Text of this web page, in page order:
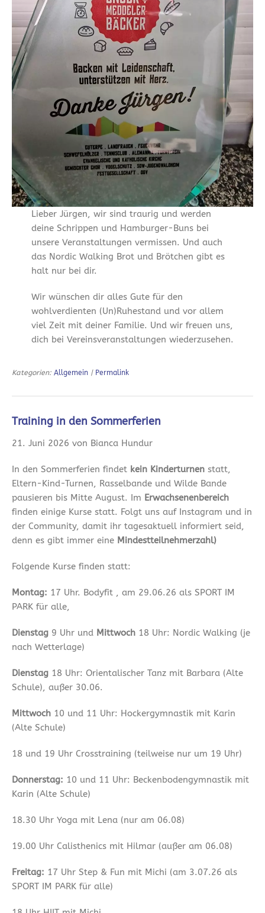
Lieber Jürgen, wir sind traurig und werden
deine Schrippen und Hamburger-Buns bei
unsere Veranstaltungen vermissen. Und auch
das Nordic Walking Brot und Brötchen gibt es
halt nur bei dir.
Wir wünschen dir alles Gute für den
wohlverdienten (Un)Ruhestand und vor allem
viel Zeit mit deiner Familie. Und wir freuen uns,
dich bei Vereinsveranstaltungen wiederzusehen.
Kategorien: Allgemein | Permalink
Training in den Sommerferien
21. Juni 2026 von Bianca Hundur
In den Sommerferien findet kein Kinderturnen statt,
Eltern-Kind-Turnen, Rasselbande und Wilde Bande
pausieren bis Mitte August. Im Erwachsenenbereich
finden einige Kurse statt. Folgt uns auf Instagram und in
der Community, damit ihr tagesaktuell informiert seid,
denn es gibt immer eine Mindestteilnehmerzahl)
Folgende Kurse finden statt:
Montag: 17 Uhr. Bodyfit , am 29.06.26 als SPORT IM
PARK für alle,
Dienstag 9 Uhr und Mittwoch 18 Uhr: Nordic Walking (je
nach Wetterlage)
Dienstag 18 Uhr: Orientalischer Tanz mit Barbara (Alte
Schule), außer 30.06.
Mittwoch 10 und 11 Uhr: Hockergymnastik mit Karin
(Alte Schule)
18 und 19 Uhr Crosstraining (teilweise nur um 19 Uhr)
Donnerstag: 10 und 11 Uhr: Beckenbodengymnastik mit
Karin (Alte Schule)
18.30 Uhr Yoga mit Lena (nur am 06.08)
19.00 Uhr Calisthenics mit Hilmar (außer am 06.08)
Freitag: 17 Uhr Step & Fun mit Michi (am 3.07.26 als
SPORT IM PARK für alle)